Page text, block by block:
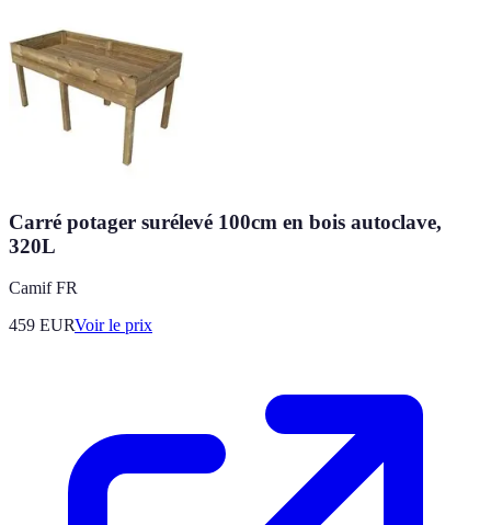
Carré potager surélevé 100cm en bois autoclave,
320L
Camif FR
459 EURVoir le prix